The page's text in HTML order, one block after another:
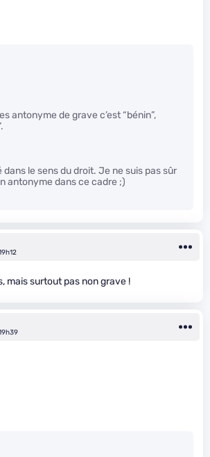
antonyme de grave c’est “bénin”,
dans le sens du droit. Je ne suis pas sûr
antonyme dans ce cadre ;)
mais surtout pas non grave !